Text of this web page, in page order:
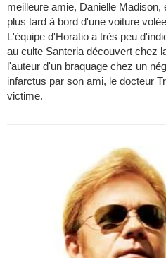
meilleure amie, Danielle
plus tard à bord d'une voiture
L'équipe d'Horatio a très peu
au culte Santeria découvert chez
l'auteur d'un braquage chez un
infarctus par son ami, le docteur
victime.